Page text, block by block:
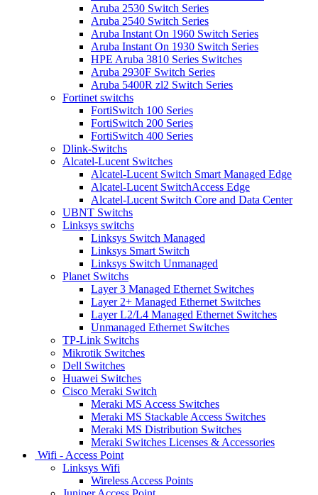
Aruba 2530 Switch Series
Aruba 2540 Switch Series
Aruba Instant On 1960 Switch Series
Aruba Instant On 1930 Switch Series
HPE Aruba 3810 Series Switches
Aruba 2930F Switch Series
Aruba 5400R zl2 Switch Series
Fortinet switchs
FortiSwitch 100 Series
FortiSwitch 200 Series
FortiSwitch 400 Series
Dlink-Switchs
Alcatel-Lucent Switches
Alcatel-Lucent Switch Smart Managed Edge
Alcatel-Lucent SwitchAccess Edge
Alcatel-Lucent Switch Core and Data Center
UBNT Switchs
Linksys switchs
Linksys Switch Managed
Linksys Smart Switch
Linksys Switch Unmanaged
Planet Switchs
Layer 3 Managed Ethernet Switches
Layer 2+ Managed Ethernet Switches
Layer L2/L4 Managed Ethernet Switches
Unmanaged Ethernet Switches
TP-Link Switchs
Mikrotik Switches
Dell Switches
Huawei Switches
Cisco Meraki Switch
Meraki MS Access Switches
Meraki MS Stackable Access Switches
Meraki MS Distribution Switches
Meraki Switches Licenses & Accessories
Wifi - Access Point
Linksys Wifi
Wireless Access Points